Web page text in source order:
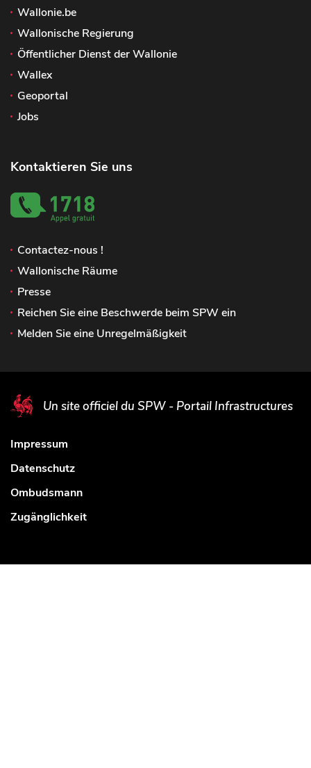
Wallonie.be
Wallonische Regierung
Öffentlicher Dienst der Wallonie
Wallex
Geoportal
Jobs
Kontaktieren Sie uns
Contactez-nous !
Wallonische Räume
Presse
Reichen Sie eine Beschwerde beim SPW ein
Melden Sie eine Unregelmäßigkeit
Un site officiel du SPW - Portail Infrastructures
Impressum
Datenschutz
Ombudsmann
Zugänglichkeit